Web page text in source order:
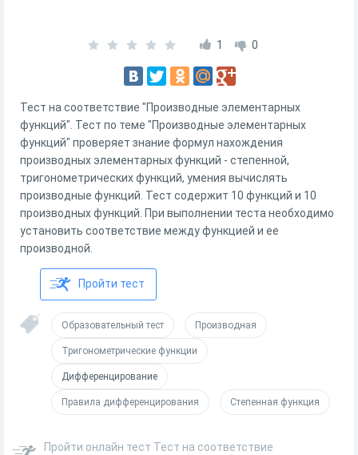
1 0
Тест на соответствие "Производные элементарных
функций". Тест по теме "Производные элементарных
функций" проверяет знание формул нахождения
производных элементарных функций - степенной,
тригонометрических функций, умения вычислять
производные функций. Тест содержит 10 функций и 10
производных функций. При выполнении теста необходимо
установить соответствие между функцией и ее
производной.
Пройти тест
Образовательный тест Производная
Тригонометрические функции
Дифференцирование
Правила дифференцирования Степенная функция
Пройти онлайн тест Тест на соответствие